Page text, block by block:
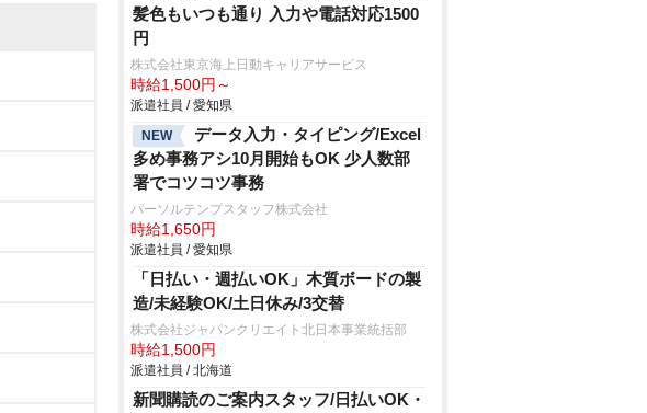
髪色もいつも通り 入力や電話対応1500
円
株式会社東京海上日動キャリアサービス
時給1,500円～
派遣社員 / 愛知県
NEW
データ入力・タイピング/Excel
多め事務アシ10月開始もOK 少人数部
署でコツコツ事務
パーソルテンプスタッフ株式会社
時給1,650円
派遣社員 / 愛知県
「日払い・週払いOK」木質ボードの製
造/未経験OK/土日休み/3交替
株式会社ジャパンクリエイト北日本事業統括部
時給1,500円
派遣社員 / 北海道
新聞購読のご案内スタッフ/日払いOK・